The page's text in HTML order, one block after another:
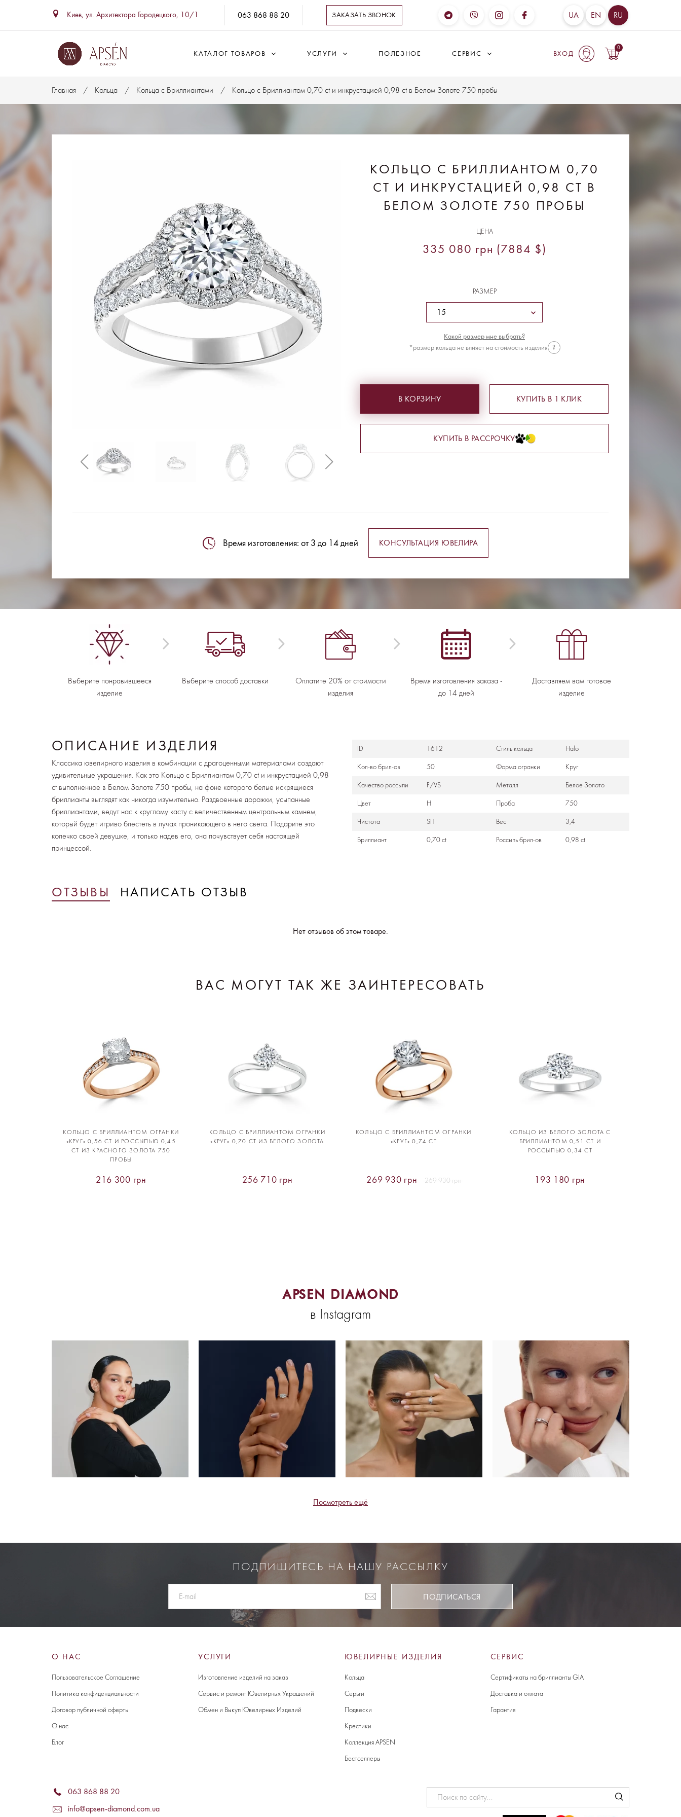
Киев, ул. Архитектора Городецкого, 10/1 063 868 88 20 ЗАКАЗАТЬ ЗВОНОК UA EN RU
КАТАЛОГ ТОВАРОВ УСЛУГИ ПОЛЕЗНОЕ СЕРВИС ВХОД
0
Главная Кольца Кольца с Бриллиантами Кольцо с Бриллиантом 0,70 ct и инкрустацией 0,98 ct в Белом Золоте 750 пробы
КОЛЬЦО С БРИЛЛИАНТОМ 0,70
CT И ИНКРУСТАЦИЕЙ 0,98 CT В
БЕЛОМ ЗОЛОТЕ 750 ПРОБЫ
ЦЕНА
335 080 грн (7884 $)
РАЗМЕР
Какой размер мне выбрать?
*размер кольца не влияет на стоимость изделия
?
В КОРЗИНУ
КУПИТЬ В РАССРОЧКУ
КУПИТЬ В 1 КЛИК
Время изготовления: от 3 до 14 дней КОНСУЛЬТАЦИЯ ЮВЕЛИРА
Выберите понравившееся
изделие
Выберите способ доставки
Оплатите 20% от стоимости
изделия
Время изготовления заказа -
до 14 дней
Доставляем вам готовое
изделие
ОПИСАНИЕ ИЗДЕЛИЯ
Классика ювелирного изделия в комбинации с драгоценными материалами создают
удивительные украшения. Как это Кольцо с Бриллиантом 0,70 ct и инкрустацией 0,98
ct выполненное в Белом Золоте 750 пробы, на фоне которого белые искрящиеся
бриллианты выглядят как никогда изумительно. Раздвоенные дорожки, усыпанные
бриллиантами, ведут нас к круглому касту с величественным центральным камнем,
который будет игриво блестеть в лучах проникающего в него света. Подарите это
колечко своей девушке, и только надев его, она почувствует себя настоящей
принцессой.
ID 1612 Стиль кольца Halo
Кол-во брил-ов 50 Формa огранки Круг
Качество россыпи F/VS Металл Белое Золото
Цвет Н Проба 750
Чистота SI1 Вес 3,4
Бриллиант 0,70 ct Россыпь брил-ов 0,98 ct
ОТЗЫВЫ НАПИСАТЬ ОТЗЫВ
Нет отзывов об этом товаре.
ВАС МОГУТ ТАК ЖЕ ЗАИНТЕРЕСОВАТЬ
КОЛЬЦО С БРИЛЛИАНТОМ ОГРАНКИ
«КРУГ» 0,56 CT И РОССЫПЬЮ 0,45
CT ИЗ КРАСНОГО ЗОЛОТА 750
ПРОБЫ
216 300 грн
КОЛЬЦО С БРИЛЛИАНТОМ ОГРАНКИ
«КРУГ» 0,70 CT ИЗ БЕЛОГО ЗОЛОТА
256 710 грн
КОЛЬЦО С БРИЛЛИАНТОМ ОГРАНКИ
«КРУГ» 0,74 CT
269 930 грн 269 930 грн
КОЛЬЦО ИЗ БЕЛОГО ЗОЛОТА С
БРИЛЛИАНТОМ 0,51 CT И
РОССЫПЬЮ 0,34 CT
193 180 грн
APSEN DIAMOND
в Instagram
Посмотреть ещё
ПОДПИШИТЕСЬ НА НАШУ РАССЫЛКУ
ПОДПИСАТЬСЯ
О НАС
Пользовательское Соглашение
Политика конфиденциальности
Договор публичной оферты
О нас
Блог
УСЛУГИ
Изготовление изделий на заказ
Сервис и ремонт Ювелирных Украшений
Обмен и Выкуп Ювелирных Изделий
ЮВЕЛИРНЫЕ ИЗДЕЛИЯ
Кольца
Серьги
Подвески
Крестики
Коллекция APSEN
Бестселлеры
СЕРВИС
Сертификаты на бриллианты GIA
Доставка и оплата
Гарантия
063 868 88 20
info@apsen-diamond.com.ua